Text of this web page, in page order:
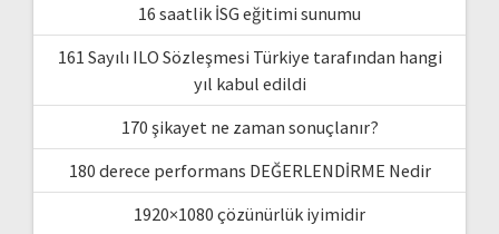
16 saatlik İSG eğitimi sunumu
161 Sayılı ILO Sözleşmesi Türkiye tarafından hangi
yıl kabul edildi
170 şikayet ne zaman sonuçlanır?
180 derece performans DEĞERLENDİRME Nedir
1920×1080 çözünürlük iyimidir